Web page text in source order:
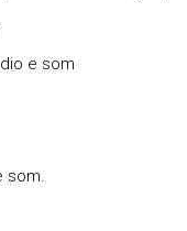
e som
som.